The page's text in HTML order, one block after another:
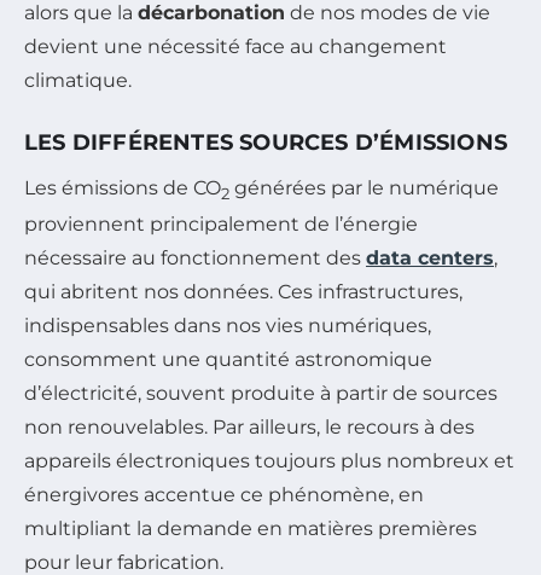
alors que la décarbonation de nos modes de vie
devient une nécessité face au changement
climatique.
LES DIFFÉRENTES SOURCES D’ÉMISSIONS
Les émissions de CO2 générées par le numérique
proviennent principalement de l’énergie
nécessaire au fonctionnement des data centers,
qui abritent nos données. Ces infrastructures,
indispensables dans nos vies numériques,
consomment une quantité astronomique
d’électricité, souvent produite à partir de sources
non renouvelables. Par ailleurs, le recours à des
appareils électroniques toujours plus nombreux et
énergivores accentue ce phénomène, en
multipliant la demande en matières premières
pour leur fabrication.